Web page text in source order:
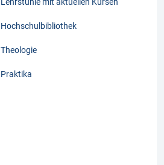
Lehrstühle mit aktuellen Kursen
Hochschulbibliothek
Theologie
Praktika